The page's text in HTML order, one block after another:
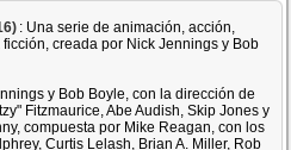
: Una serie de animación, acción,
creada por Nick Jennings y Bob
y Bob Boyle, con la dirección de
Fitzmaurice, Abe Audish, Skip Jones y
compuesta por Mike Reagan, con los
Curtis Lelash, Brian A. Miller, Rob